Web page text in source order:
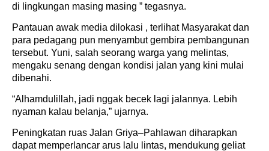
di lingkungan masing masing ” tegasnya.
Pantauan awak media dilokasi , terlihat Masyarakat dan
para pedagang pun menyambut gembira pembangunan
tersebut. Yuni, salah seorang warga yang melintas,
mengaku senang dengan kondisi jalan yang kini mulai
dibenahi.
“Alhamdulillah, jadi nggak becek lagi jalannya. Lebih
nyaman kalau belanja,” ujarnya.
Peningkatan ruas Jalan Griya–Pahlawan diharapkan
dapat memperlancar arus lalu lintas, mendukung geliat